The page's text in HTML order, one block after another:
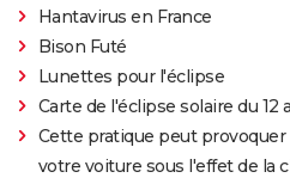
Hantavirus en France
Bison Futé
Lunettes pour l'éclipse
Carte de l'éclipse solaire du 12
Cette pratique peut
votre voiture sous l'effet de la